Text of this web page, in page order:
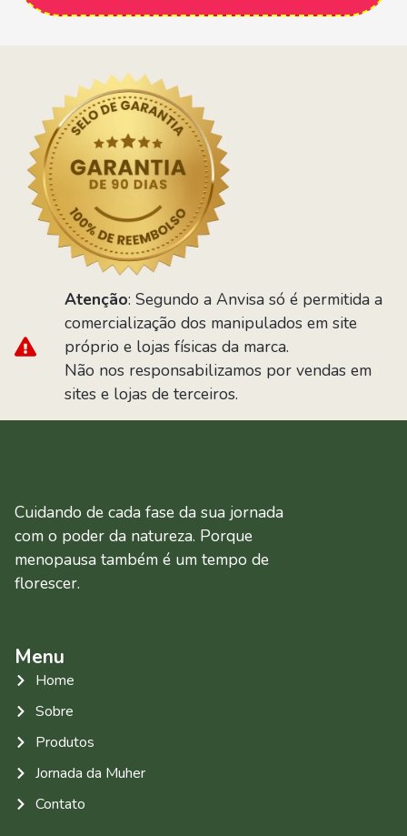
Atenção: Segundo a Anvisa só é permitida a
comercialização dos manipulados em site
próprio e lojas físicas da marca.
Não nos responsabilizamos por vendas em
sites e lojas de terceiros.
Cuidando de cada fase da sua jornada
com o poder da natureza. Porque
menopausa também é um tempo de
florescer.
Menu
Home
Sobre
Produtos
Jornada da Muher
Contato